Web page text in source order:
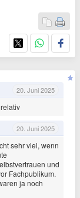
20. Juni 2025
20. Juni 2025
sehr viel, wenn
und
Fachpublikum.
ja noch